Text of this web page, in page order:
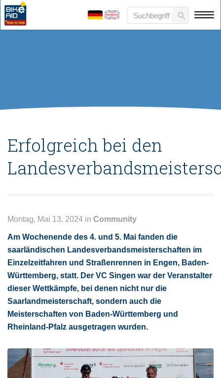
Erfolgreich bei den
Montag, Mai 13, 2024 in Community
Am Wochenende des 4. und 5. Mai fanden die
saarländischen Landesverbandsmeisterschaften im
Einzelzeitfahren und Straßenrennen in Engen, Baden-
Württemberg, statt. Der VC Singen war der Veranstalter
dieser Wettkämpfe, bei denen nicht nur die
Saarlandmeisterschaft, sondern auch die
Meisterschaften von Baden-Württemberg und
Rheinland-Pfalz ausgetragen wurden.